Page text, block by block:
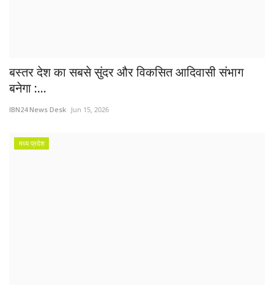
बस्तर देश का सबसे सुंदर और विकसित आदिवासी संभाग
बनेगा :...
IBN24 News Desk Jun 15, 2026
मध्य प्रदेश